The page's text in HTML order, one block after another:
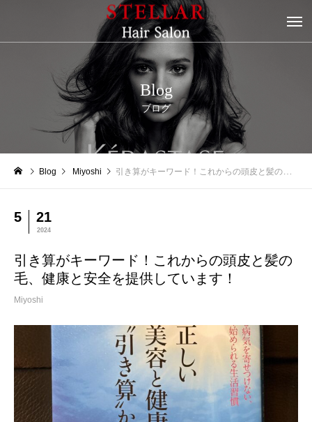
Blog
ブログ
Blog Miyoshi 引き算がキーワード！これからの頭皮と髪の毛、健康と安全を提供しています！
5 21
2024
引き算がキーワード！これからの頭皮と髪の
毛、健康と安全を提供しています！
Miyoshi